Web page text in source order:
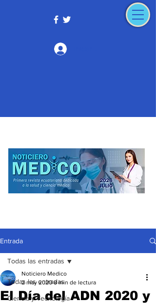
Entrada
Todas las entradas
Ciencia y Tecnología
Todas las entradas
El Día del ADN 2020 y
Noticiero Medico
2 may 2020 8 min de lectura